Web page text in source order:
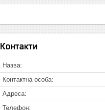
Контакти